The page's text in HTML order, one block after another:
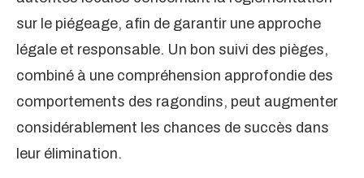
sur le piégeage, afin de garantir une approche
légale et responsable. Un bon suivi des pièges,
combiné à une compréhension approfondie des
comportements des ragondins, peut augmenter
considérablement les chances de succès dans
leur élimination.